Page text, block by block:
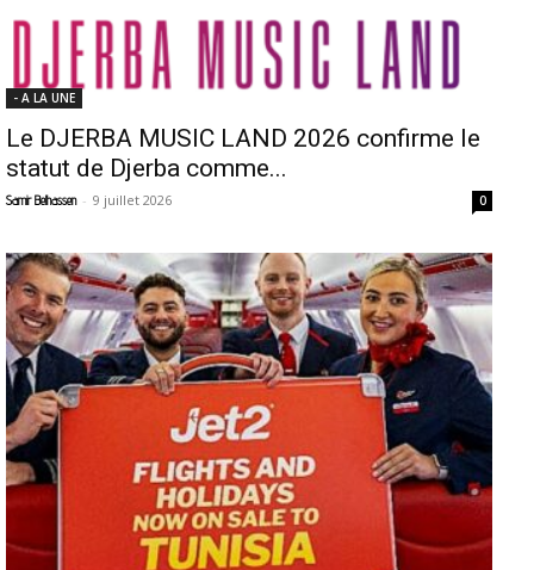
- A LA UNE
Le DJERBA MUSIC LAND 2026 confirme le
statut de Djerba comme...
Samir Belhassen - 9 juillet 2026 0